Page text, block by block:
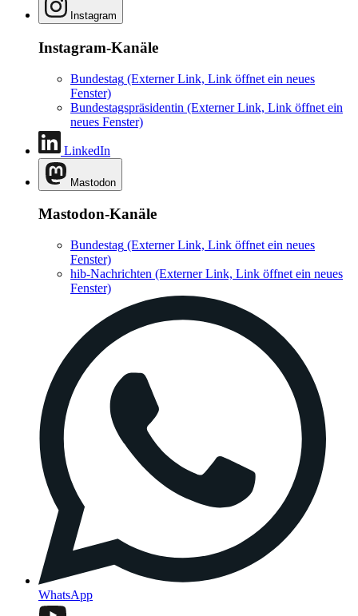
Instagram
Instagram-Kanäle
Bundestag (Externer Link, Link öffnet ein neues
Fenster)
Bundestagspräsidentin (Externer Link, Link öffnet ein
neues Fenster)
LinkedIn
Mastodon
Mastodon-Kanäle
Bundestag (Externer Link, Link öffnet ein neues
Fenster)
hib-Nachrichten (Externer Link, Link öffnet ein neues
Fenster)
WhatsApp